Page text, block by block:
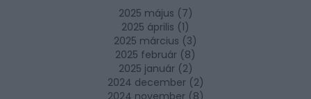
2025 május (7)
2025 április (1)
2025 március (3)
2025 február (8)
2025 január (2)
2024 december (2)
2024 november (8)